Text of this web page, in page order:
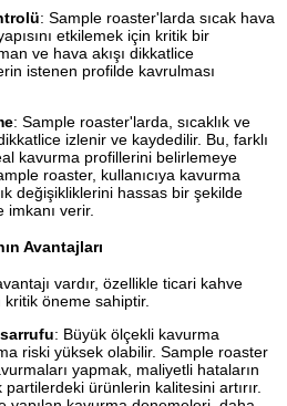
: Sample roaster'larda sıcak hava
etkilemek için kritik bir
ve hava akışı dikkatlice
istenen profilde kavrulması
: Sample roaster'larda, sıcaklık ve
izlenir ve kaydedilir. Bu, farklı
kavurma profillerini belirlemeye
roaster, kullanıcıya kavurma
değişikliklerini hassas bir şekilde
verir.
Avantajları
vardır, özellikle ticari kahve
öneme sahiptir.
: Büyük ölçekli kavurma
riski yüksek olabilir. Sample roaster
yapmak, maliyetli hataların
ürünlerin kalitesini artırır.